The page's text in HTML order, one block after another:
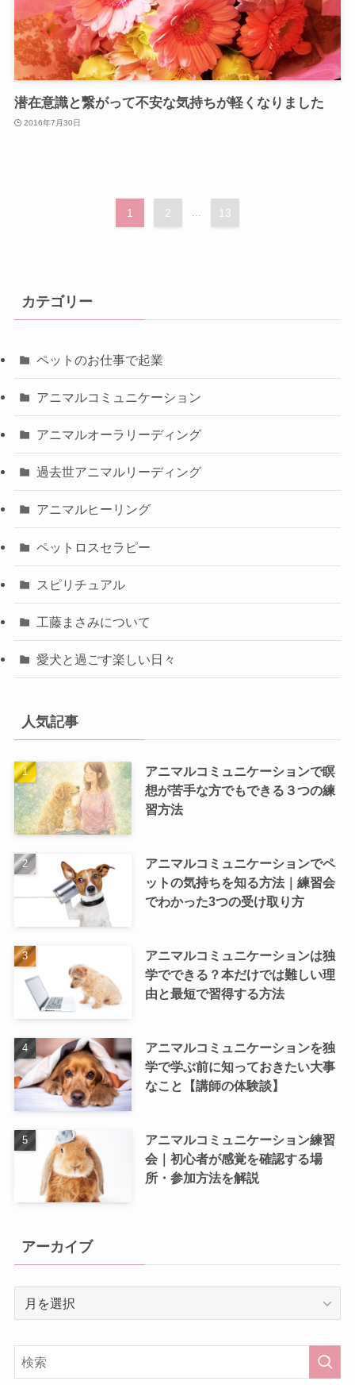
潜在意識と繋がって不安な気持ちが軽くなりました
2016年7月30日
1 2 ... 13
カテゴリー
ペットのお仕事で起業
アニマルコミュニケーション
アニマルオーラリーディング
過去世アニマルリーディング
アニマルヒーリング
ペットロスセラピー
スピリチュアル
工藤まさみについて
愛犬と過ごす楽しい日々
人気記事
アニマルコミュニケーションで瞑
想が苦手な方でもできる３つの練
習方法
アニマルコミュニケーションでペ
ットの気持ちを知る方法｜練習会
でわかった3つの受け取り方
アニマルコミュニケーションは独
学でできる？本だけでは難しい理
由と最短で習得する方法
アニマルコミュニケーションを独
学で学ぶ前に知っておきたい大事
なこと【講師の体験談】
アニマルコミュニケーション練習
会｜初心者が感覚を確認する場
所・参加方法を解説
アーカイブ
イ